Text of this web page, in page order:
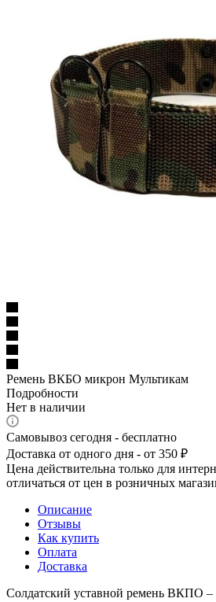
Ремень ВКБО микрон Мультикам
Подробности
Нет в наличии
Самовывоз сегодня - бесплатно
Доставка от одного дня - от 350 ₽
Цена действительна только для
отличаться от цен в розничных
Описание
Отзывы
Как купить
Оплата
Доставка
Солдатский уставной ремень ВКПО –